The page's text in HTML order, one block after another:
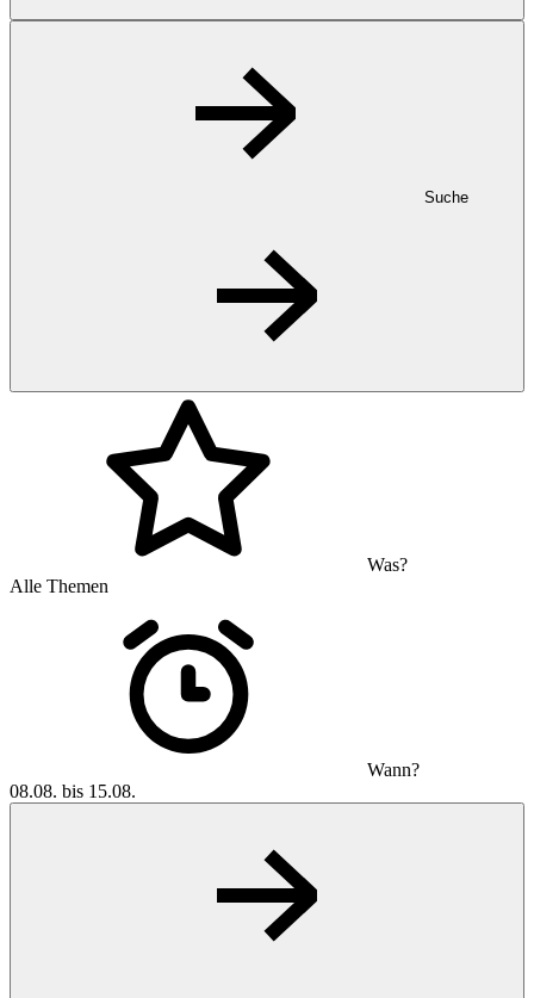
Suche
Was?
Alle Themen
Wann?
08.08. bis 15.08.